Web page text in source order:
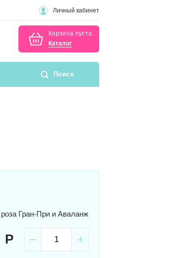
Личный кабинет
Корзина пуста
Каталог
Поиск
роза Гран-При и Аваланж